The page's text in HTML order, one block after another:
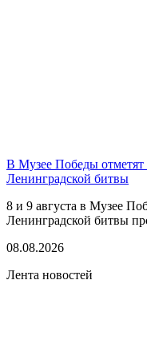
В Музее Победы
Ленинградской битвы
8 и 9 августа в Музее
Ленинградской битвы
08.08.2026
Лента новостей